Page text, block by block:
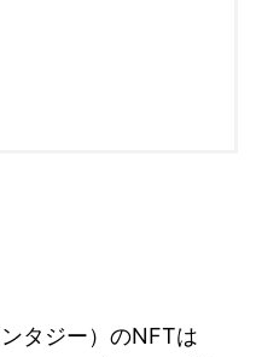
タジー）のNFTは